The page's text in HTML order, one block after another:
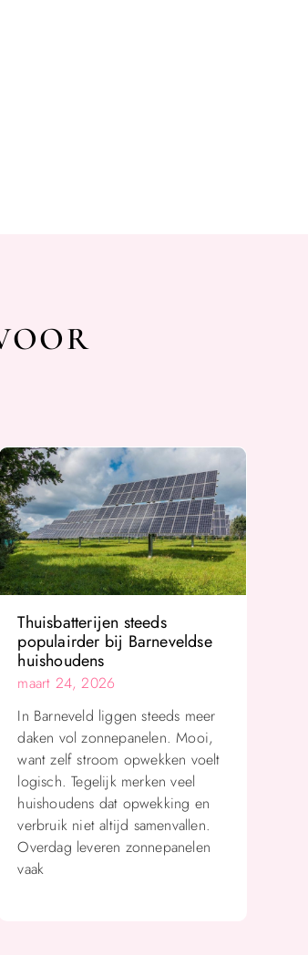
Thuisbatterijen steeds
populairder bij Barneveldse
huishoudens
maart 24, 2026
In Barneveld liggen steeds meer
daken vol zonnepanelen. Mooi,
want zelf stroom opwekken voelt
logisch. Tegelijk merken veel
huishoudens dat opwekking en
verbruik niet altijd samenvallen.
Overdag leveren zonnepanelen
vaak